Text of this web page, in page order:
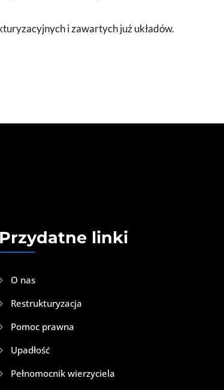
i zawartych już układów.
Przydatne linki
O nas
Restrukturyzacja
Pomoc prawna
Upadłość
Pełnomocnik wierzyciela